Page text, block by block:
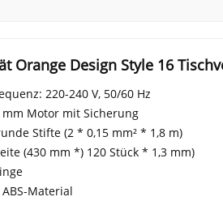
Orange Design Style 16
220-240 V, 50/60 Hz
Motor mit Sicherung
Stifte (2 * 0,15 mm² * 1,8 m)
(430 mm *) 120 Stück * 1,3 mm)
Material